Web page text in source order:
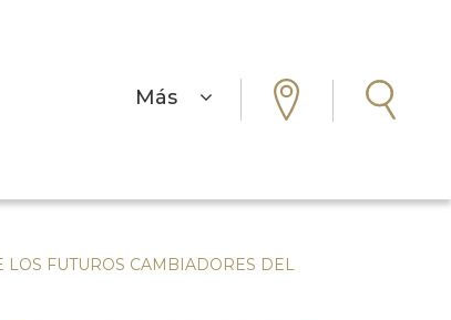
Más
LOS FUTUROS CAMBIADORES DEL